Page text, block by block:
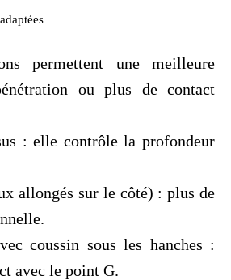
permettent une meilleure
ou plus de contact
: elle contrôle la profondeur
allongés sur le côté) : plus de
coussin sous les hanches :
avec le point G.